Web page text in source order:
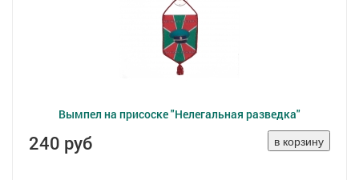
Вымпел на присоске "Нелегальная разведка"
240 руб